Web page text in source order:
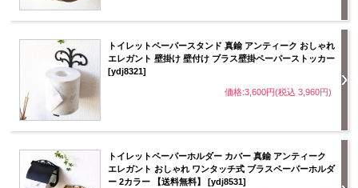
トイレットペーパースタンド 真鍮 アンティーク おしゃれ
エレガント 壁掛け 壁付け ブラス壁掛ペーパーストッカー
[ydj8321]
価格:3,600円(税込 3,960円)
トイレットペーパーホルダー カバー 真鍮 アンティーク
エレガント おしゃれ ワンタッチ式 ブラスペーパーホルダ
ー 2カラー 【送料無料】 [ydj8531]